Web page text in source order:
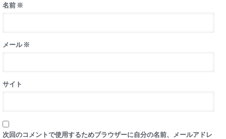
名前 ※
メール※
サイト
次回のコメントで使用するためブラウザーに自分の名前、メールアドレ